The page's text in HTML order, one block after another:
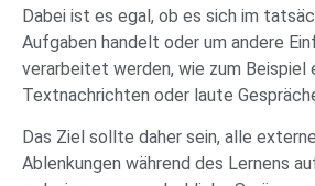
Dabei ist es egal, ob es sich im
Aufgaben handelt oder um andere
verarbeitet werden, wie zum Beispiel
Textnachrichten oder laute
Das Ziel sollte daher sein, alle
Ablenkungen während des Lernens